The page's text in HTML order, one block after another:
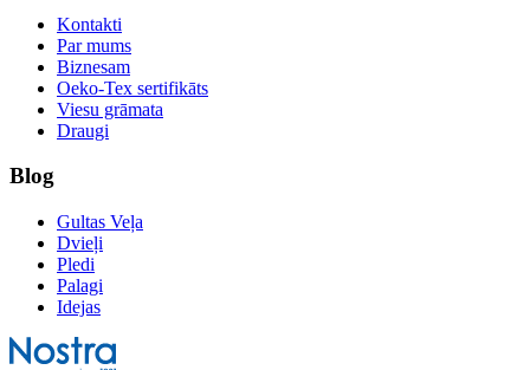
Kontakti
Par mums
Biznesam
Oeko-Tex sertifikāts
Viesu grāmata
Draugi
Blog
Gultas Veļa
Dvieļi
Pledi
Palagi
Idejas